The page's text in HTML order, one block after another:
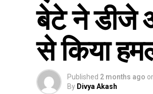
बेटे ने डीजे
से किया
Published 2 months ago
By Divya Akash